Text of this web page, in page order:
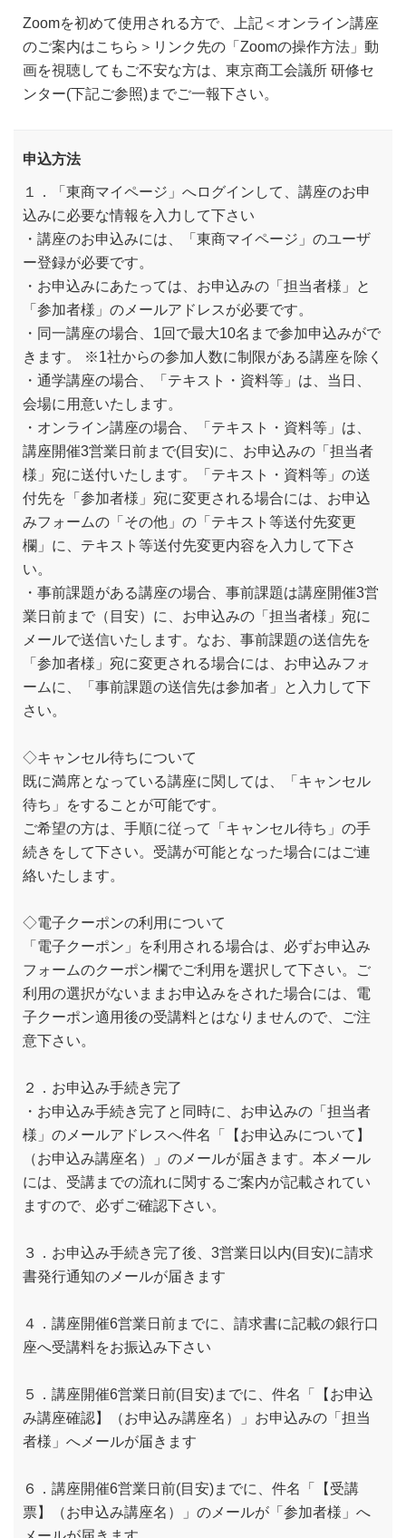
Zoomを初めて使用される方で、上記＜オンライン講座
のご案内はこちら＞リンク先の「Zoomの操作方法」動
画を視聴してもご不安な方は、東京商工会議所 研修セ
ンター(下記ご参照)までご一報下さい。
申込方法
１．「東商マイページ」へログインして、講座のお申
込みに必要な情報を入力して下さい
・講座のお申込みには、「東商マイページ」のユーザ
ー登録が必要です。
・お申込みにあたっては、お申込みの「担当者様」と
「参加者様」のメールアドレスが必要です。
・同一講座の場合、1回で最大10名まで参加申込みがで
きます。 ※1社からの参加人数に制限がある講座を除く
・通学講座の場合、「テキスト・資料等」は、当日、
会場に用意いたします。
・オンライン講座の場合、「テキスト・資料等」は、
講座開催3営業日前まで(目安)に、お申込みの「担当者
様」宛に送付いたします。「テキスト・資料等」の送
付先を「参加者様」宛に変更される場合には、お申込
みフォームの「その他」の「テキスト等送付先変更
欄」に、テキスト等送付先変更内容を入力して下さ
い。
・事前課題がある講座の場合、事前課題は講座開催3営
業日前まで（目安）に、お申込みの「担当者様」宛に
メールで送信いたします。なお、事前課題の送信先を
「参加者様」宛に変更される場合には、お申込みフォ
ームに、「事前課題の送信先は参加者」と入力して下
さい。
◇キャンセル待ちについて
既に満席となっている講座に関しては、「キャンセル
待ち」をすることが可能です。
ご希望の方は、手順に従って「キャンセル待ち」の手
続きをして下さい。受講が可能となった場合にはご連
絡いたします。
◇電子クーポンの利用について
「電子クーポン」を利用される場合は、必ずお申込み
フォームのクーポン欄でご利用を選択して下さい。ご
利用の選択がないままお申込みをされた場合には、電
子クーポン適用後の受講料とはなりませんので、ご注
意下さい。
２．お申込み手続き完了
・お申込み手続き完了と同時に、お申込みの「担当者
様」のメールアドレスへ件名「【お申込みについて】
（お申込み講座名）」のメールが届きます。本メール
には、受講までの流れに関するご案内が記載されてい
ますので、必ずご確認下さい。
３．お申込み手続き完了後、3営業日以内(目安)に請求
書発行通知のメールが届きます
４．講座開催6営業日前までに、請求書に記載の銀行口
座へ受講料をお振込み下さい
５．講座開催6営業日前(目安)までに、件名「【お申込
み講座確認】（お申込み講座名）」お申込みの「担当
者様」へメールが届きます
６．講座開催6営業日前(目安)までに、件名「【受講
票】（お申込み講座名）」のメールが「参加者様」へ